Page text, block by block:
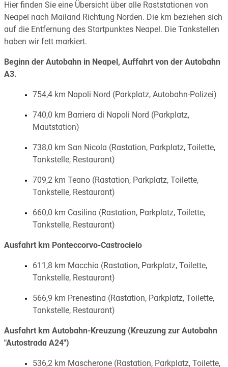
Hier finden Sie eine Übersicht über alle Raststationen von
Neapel nach Mailand Richtung Norden. Die km beziehen sich
auf die Entfernung des Startpunktes Neapel. Die Tankstellen
haben wir fett markiert.
Beginn der Autobahn in Neapel, Auffahrt von der Autobahn
A3.
754,4 km Napoli Nord (Parkplatz, Autobahn-Polizei)
740,0 km Barriera di Napoli Nord (Parkplatz,
Mautstation)
738,0 km San Nicola (Rastation, Parkplatz, Toilette,
Tankstelle, Restaurant)
709,2 km Teano (Rastation, Parkplatz, Toilette,
Tankstelle, Restaurant)
660,0 km Casilina (Rastation, Parkplatz, Toilette,
Tankstelle, Restaurant)
Ausfahrt km Ponteccorvo-Castrocielo
611,8 km Macchia (Rastation, Parkplatz, Toilette,
Tankstelle, Restaurant)
566,9 km Prenestina (Rastation, Parkplatz, Toilette,
Tankstelle, Restaurant)
Ausfahrt km Autobahn-Kreuzung (Kreuzung zur Autobahn
"Autostrada A24")
536,2 km Mascherone (Rastation, Parkplatz, Toilette,